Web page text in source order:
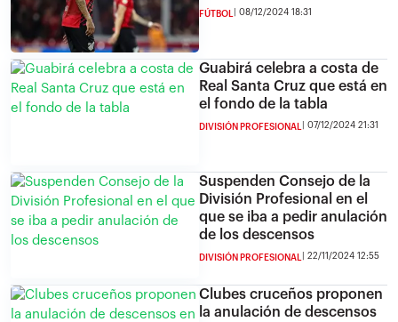
FÚTBOL 08/12/2024 18:31
Guabirá celebra a costa de
Real Santa Cruz que está en
el fondo de la tabla
DIVISIÓN PROFESIONAL 07/12/2024 21:31
Suspenden Consejo de la
División Profesional en el
que se iba a pedir anulación
de los descensos
DIVISIÓN PROFESIONAL 22/11/2024 12:55
Clubes cruceños proponen
la anulación de descensos